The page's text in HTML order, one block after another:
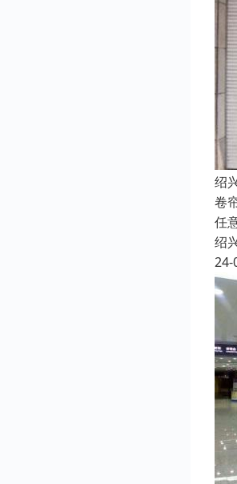
绍
卷
任
绍
24-